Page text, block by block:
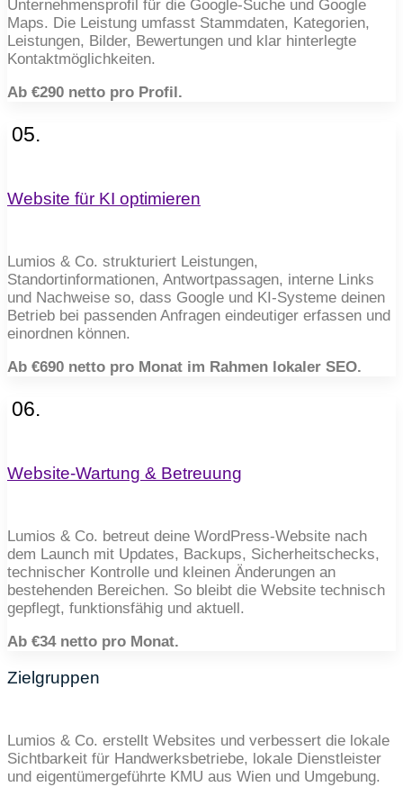
Unternehmensprofil für die Google-Suche und Google
Maps. Die Leistung umfasst Stammdaten, Kategorien,
Leistungen, Bilder, Bewertungen und klar hinterlegte
Kontaktmöglichkeiten.
Ab €290 netto pro Profil.
05.
Website für KI optimieren
Lumios & Co. strukturiert Leistungen,
Standortinformationen, Antwortpassagen, interne Links
und Nachweise so, dass Google und KI-Systeme deinen
Betrieb bei passenden Anfragen eindeutiger erfassen und
einordnen können.
Ab €690 netto pro Monat im Rahmen lokaler SEO.
06.
Website-Wartung & Betreuung
Lumios & Co. betreut deine WordPress-Website nach
dem Launch mit Updates, Backups, Sicherheitschecks,
technischer Kontrolle und kleinen Änderungen an
bestehenden Bereichen. So bleibt die Website technisch
gepflegt, funktionsfähig und aktuell.
Ab €34 netto pro Monat.
Zielgruppen
Lumios & Co. erstellt Websites und verbessert die lokale
Sichtbarkeit für Handwerksbetriebe, lokale Dienstleister
und eigentümergeführte KMU aus Wien und Umgebung.